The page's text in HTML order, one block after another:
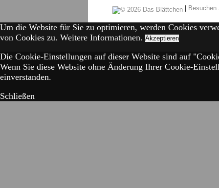
|
Um die Website für Sie zu optimieren, werden Cookies
von Cookies zu. Weitere Informationen. Akzeptieren
Die Cookie-Einstellungen auf dieser Website sind auf
Wenn Sie diese Website ohne Änderung Ihrer Cookie-
einverstanden.
Schließen